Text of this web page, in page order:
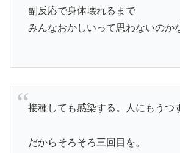
副反応で身体壊れるまで
みんなおかしいって思わないのか
接種しても感染する。人にもうつ
だからそろそろ三回目を。